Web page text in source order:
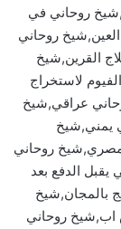
روحاني في
روحاني
القرين,شيخ
لاستخراج
عراقي,شيخ
يمني,شيخ
روحاني
الدفع بعد
بالمجان,شيخ
اب,شيخ روحاني